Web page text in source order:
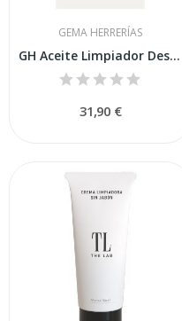
GEMA HERRERÍAS
GH Aceite Limpiador Desmaquillante Rostro y...
31,90 €